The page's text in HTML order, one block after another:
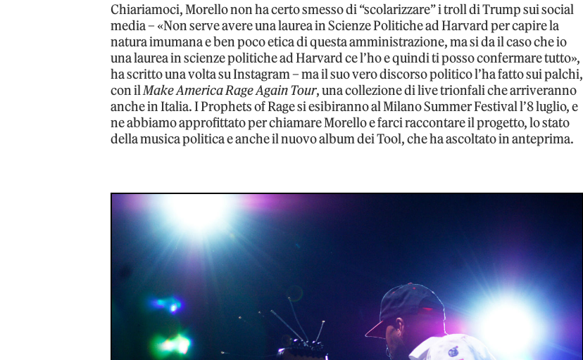
Chiariamoci, Morello non ha certo smesso di “scolarizzare” i troll di Trump sui social
media – «Non serve avere una laurea in Scienze Politiche ad Harvard per capire la
natura imumana e ben poco etica di questa amministrazione, ma si da il caso che io
una laurea in scienze politiche ad Harvard ce l’ho e quindi ti posso confermare tutto»,
ha scritto una volta su Instagram – ma il suo vero discorso politico l’ha fatto sui palchi,
con ilMake America Rage Again Tour, una collezione di live trionfali che arriveranno
anche in Italia. I Prophets of Rage si esibiranno al Milano Summer Festival l’8 luglio, e
ne abbiamo approfittato per chiamare Morello e farci raccontare il progetto, lo stato
della musica politica e anche il nuovo album dei Tool, che ha ascoltato in anteprima.